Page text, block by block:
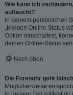
Wie kann ich
auftaucht?
In deinem persönlichen
„Meinen Online-Status
Option einschaltest,
deinen Online-Status
Nach oben
Die Forenuhr geht
Möglicherweise